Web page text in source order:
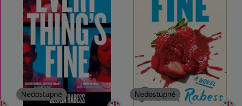
Nedostupné Nedostupné